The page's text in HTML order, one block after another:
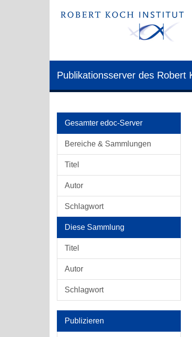
Publikationsserver des Robert
Gesamter edoc-Server
Bereiche & Sammlungen
Titel
Autor
Schlagwort
Diese Sammlung
Titel
Autor
Schlagwort
Publizieren